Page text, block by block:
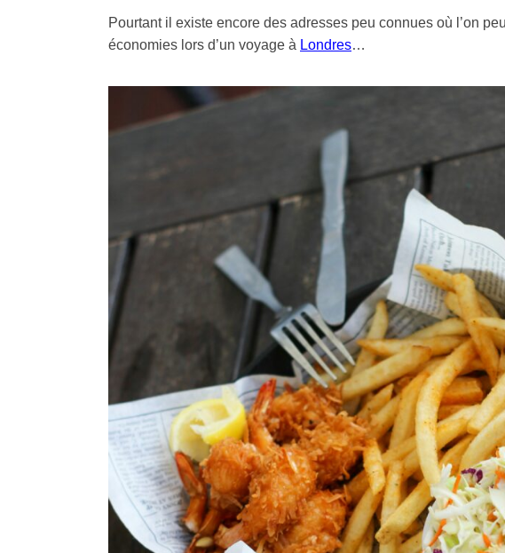
Pourtant il existe encore des adresses peu connues où l’on
économies lors d’un voyage à Londres…